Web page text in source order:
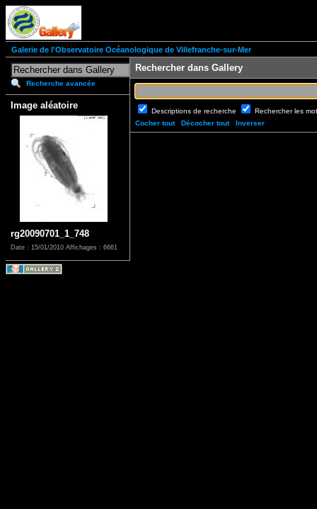
Galerie de l'Observatoire Océanologique de Villefranche-sur-Mer
Recherche avancée
Image aléatoire
rg20090701_1_748
Date : 15/01/2010 Affichages : 6661
Rechercher dans Gallery
Descriptions de recherche
Rechercher les
Cocher tout
Décocher tout Inverser